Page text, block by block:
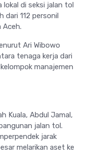
di seksi jalan tol
112 personil
Aceh.
Ari Wibowo
tenaga kerja dari
manajemen
Kuala, Abdul Jamal,
jalan tol.
jarak
melarikan aset ke